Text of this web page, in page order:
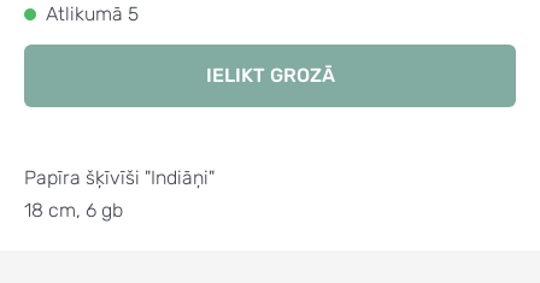
Atlikumā 5
IELIKT GROZĀ
Papīra šķīvīši "Indiāņi"
18 cm, 6 gb